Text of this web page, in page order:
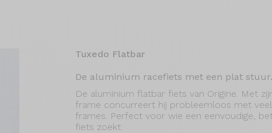
Tuxedo Flatbar
De aluminium racefiets met een plat stuur.
De aluminium flatbar fiets van Origine. Met
frame concurreert hij probleemloos met
frames. Perfect voor wie een eenvoudige,
fiets zoekt.